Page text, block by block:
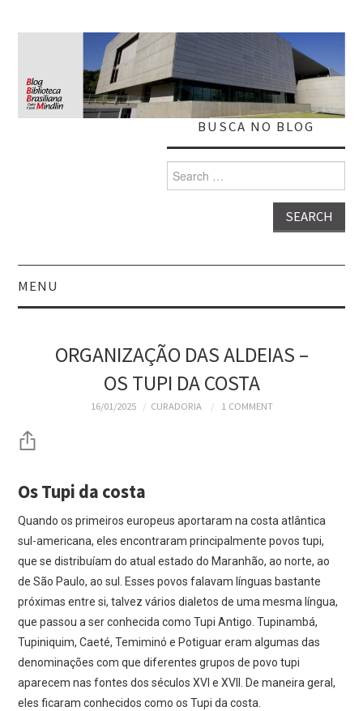
BUSCA NO BLOG
Search
for:
MENU
SOBRE
SITE DA BBM
BBM DIGITAL
WIKI SBD-BBM
ATLAS DOS VIAJANTES
NO BRASIL
ORGANIZAÇÃO DAS ALDEIAS –
OS TUPI DA COSTA
16/01/2025 CURADORIA 1 COMMENT
Os Tupi da costa
Quando os primeiros europeus aportaram na costa atlântica
sul-americana, eles encontraram principalmente povos tupi,
que se distribuíam do atual estado do Maranhão, ao norte, ao
de São Paulo, ao sul. Esses povos falavam línguas bastante
próximas entre si, talvez vários dialetos de uma mesma língua,
que passou a ser conhecida como Tupi Antigo. Tupinambá,
Tupiniquim, Caeté, Temiminó e Potiguar eram algumas das
denominações com que diferentes grupos de povo tupi
aparecem nas fontes dos séculos XVI e XVII. De maneira geral,
eles ficaram conhecidos como os Tupi da costa.